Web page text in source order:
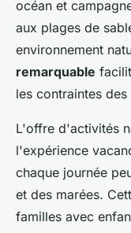
océan et
aux plages de
environnement
remarquable
les contraintes
L'offre d'activités
l'expérience
chaque journée
et des marées.
familles avec